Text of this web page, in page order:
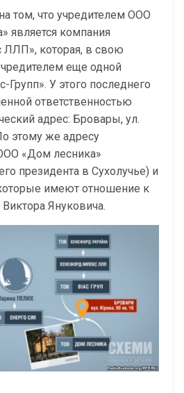
том, что учредителем ООО
является компания
которая, в свою
еще одной
У этого последнего
ответственностью
адрес: Бровары, ул.
этому же адресу
«Дом лесника»
президента в Сухолучье) и
имеют отношение к
Януковича.